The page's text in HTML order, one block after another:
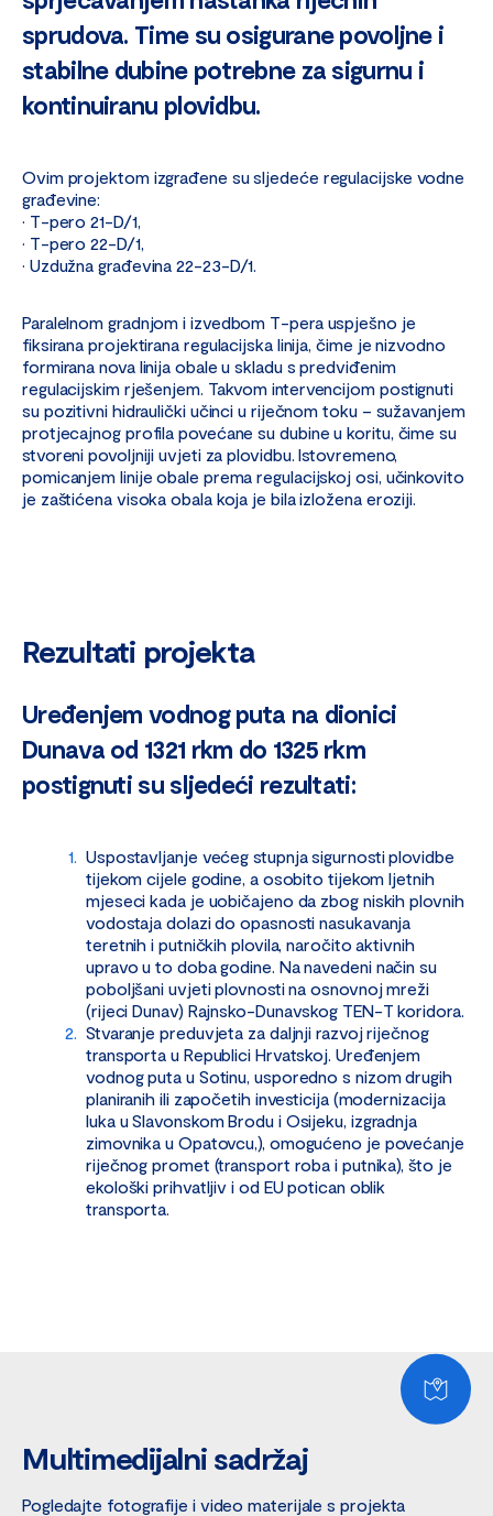
sprudova. Time su osigurane povoljne i
stabilne dubine potrebne za sigurnu i
kontinuiranu plovidbu.
Ovim projektom izgrađene su sljedeće regulacijske vodne
građevine:
• T-pero 21-D/1,
• T-pero 22-D/1,
• Uzdužna građevina 22-23-D/1.
Paralelnom gradnjom i izvedbom T-pera uspješno je
fiksirana projektirana regulacijska linija, čime je nizvodno
formirana nova linija obale u skladu s predviđenim
regulacijskim rješenjem. Takvom intervencijom postignuti
su pozitivni hidraulički učinci u riječnom toku – sužavanjem
protjecajnog profila povećane su dubine u koritu, čime su
stvoreni povoljniji uvjeti za plovidbu. Istovremeno,
pomicanjem linije obale prema regulacijskoj osi, učinkovito
je zaštićena visoka obala koja je bila izložena eroziji.
Rezultati projekta
Uređenjem vodnog puta na dionici
Dunava od 1321 rkm do 1325 rkm
postignuti su sljedeći rezultati:
Uspostavljanje većeg stupnja sigurnosti plovidbe
tijekom cijele godine, a osobito tijekom ljetnih
mjeseci kada je uobičajeno da zbog niskih plovnih
vodostaja dolazi do opasnosti nasukavanja
teretnih i putničkih plovila, naročito aktivnih
upravo u to doba godine. Na navedeni način su
poboljšani uvjeti plovnosti na osnovnoj mreži
(rijeci Dunav) Rajnsko-Dunavskog TEN-T koridora.
Stvaranje preduvjeta za daljnji razvoj riječnog
transporta u Republici Hrvatskoj. Uređenjem
vodnog puta u Sotinu, usporedno s nizom drugih
planiranih ili započetih investicija (modernizacija
luka u Slavonskom Brodu i Osijeku, izgradnja
zimovnika u Opatovcu,), omogućeno je povećanje
riječnog promet (transport roba i putnika), što je
ekološki prihvatljiv i od EU potican oblik
transporta.
Multimedijalni sadržaj
Pogledajte fotografije i video materijale s projekta